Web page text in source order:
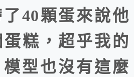
40顆蛋來說他
糕，超乎我的
型也沒有這麼